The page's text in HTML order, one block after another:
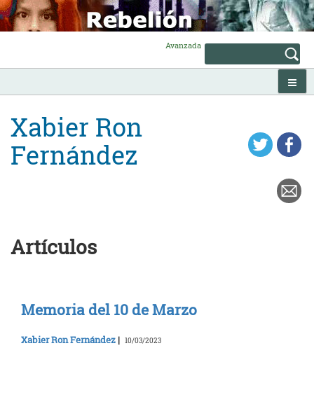
Skip
to
content
Avanzada
Xabier Ron
Fernández
Artículos
Memoria del 10 de Marzo
Xabier Ron Fernández | 10/03/2023